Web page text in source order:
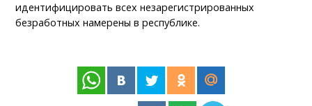
идентифицировать всех незарегистрированных
безработных намерены в республике.